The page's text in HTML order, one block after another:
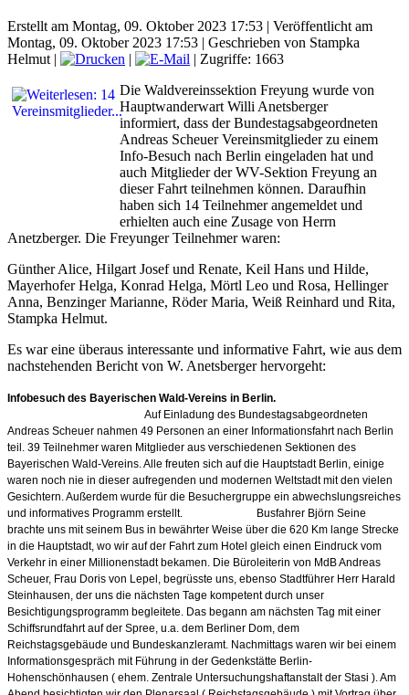
Erstellt am Montag, 09. Oktober 2023 17:53 | Veröffentlicht am
Montag, 09. Oktober 2023 17:53 | Geschrieben von Stampka
Helmut | |
| Zugriffe: 1663
Die Waldvereinssektion Freyung wurde von
Hauptwanderwart Willi Anetsberger
informiert, dass der Bundestagsabgeordneten
Andreas Scheuer Vereinsmitglieder zu einem
Info-Besuch nach Berlin eingeladen hat und
auch Mitglieder der WV-Sektion Freyung an
dieser Fahrt teilnehmen können. Daraufhin
haben sich 14 Teilnehmer angemeldet und
erhielten auch eine Zusage von Herrn
Anetzberger. Die Freyunger Teilnehmer waren:
Günther Alice, Hilgart Josef und Renate, Keil Hans und Hilde,
Mayerhofer Helga, Konrad Helga, Mörtl Leo und Rosa, Hellinger
Anna, Benzinger Marianne, Röder Maria, Weiß Reinhard und Rita,
Stampka Helmut.
Es war eine überaus interessante und informative Fahrt, wie aus dem
nachstehenden Bericht von W. Anetsberger hervorgeht:
Infobesuch des Bayerischen Wald-Vereins in Berlin.
Auf Einladung des Bundestagsabgeordneten
Andreas Scheuer nahmen 49 Personen an einer Informationsfahrt nach Berlin
teil. 39 Teilnehmer waren Mitglieder aus verschiedenen Sektionen des
Bayerischen Wald-Vereins. Alle freuten sich auf die Hauptstadt Berlin, einige
waren noch nie in dieser aufregenden und modernen Weltstadt mit den vielen
Gesichtern. Außerdem wurde für die Besuchergruppe ein abwechslungsreiches
und informatives Programm erstellt. Busfahrer Björn Seine
brachte uns mit seinem Bus in bewährter Weise über die 620 Km lange Strecke
in die Hauptstadt, wo wir auf der Fahrt zum Hotel gleich einen Eindruck vom
Verkehr in einer Millionenstadt bekamen. Die Büroleiterin von MdB Andreas
Scheuer, Frau Doris von Lepel, begrüsste uns, ebenso Stadtführer Herr Harald
Steinhausen, der uns die nächsten Tage kompetent durch unser
Besichtigungsprogramm begleitete. Das begann am nächsten Tag mit einer
Schiffsrundfahrt auf der Spree, u.a. dem Berliner Dom, dem
Reichstagsgebäude und Bundeskanzleramt. Nachmittags waren wir bei einem
Informationsgespräch mit Führung in der Gedenkstätte Berlin-
Hohenschönhausen ( ehem. Zentrale Untersuchungshaftanstalt der Stasi ). Am